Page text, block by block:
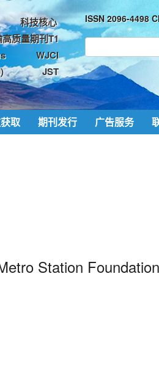
科技核心
质量期刊T1
WJCI
JST
ISSN 2096-4498
取 期刊发行 广告服务
Station